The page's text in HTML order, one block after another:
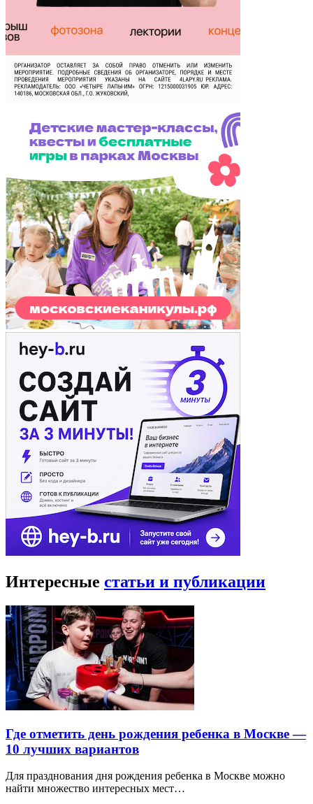
Интересные статьи и публикации
Где отметить день рождения ребенка в Москве —
10 лучших вариантов
Для празднования дня рождения ребенка в Москве можно
найти множество интересных мест…